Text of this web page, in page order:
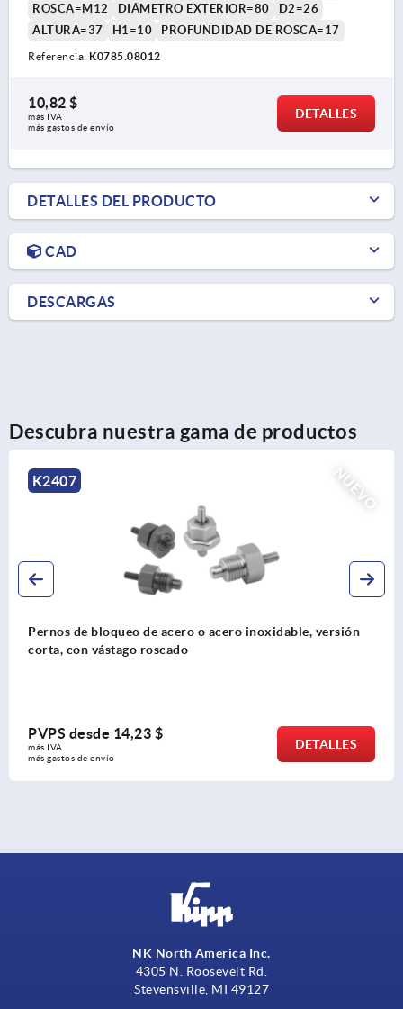
ROSCA=M12
DIÁMETRO EXTERIOR=80
D2=26
ALTURA=37
H1=10 PROFUNDIDAD DE ROSCA=17
Referencia: K0785.08012
10,82 $
más IVA
más gastos de envío
DETALLES
DETALLES DEL PRODUCTO
CAD
DESCARGAS
Descubra nuestra gama de productos
NUEVO
de bloqueo de acero o acero inoxidable, versión
con vástago roscado
desde14,23 $
gastos de envío
DETALLES
NK North America Inc.
4305 N. Roosevelt Rd.
Stevensville, MI 49127